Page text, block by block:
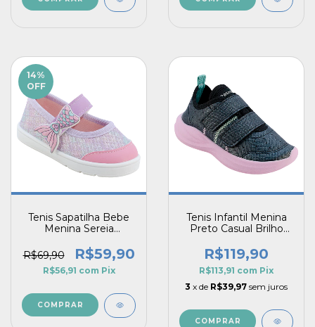
14%
OFF
Tenis Sapatilha Bebe
Menina Sereia
R$69,90
R$59,90
R$56,91 com Pix
COMPRAR
Tenis Infantil Menina
Preto Casual Brilho
Pé com Pé Evolution
R$119,90
R$113,91 com Pix
3 x de R$39,97 sem juros
COMPRAR